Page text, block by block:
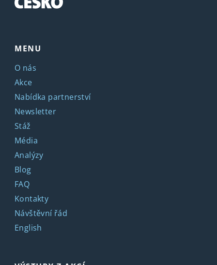
MENU
O nás
Akce
Nabídka partnerství
Newsletter
Stáž
Média
Analýzy
Blog
FAQ
Kontakty
Návštěvní řád
English